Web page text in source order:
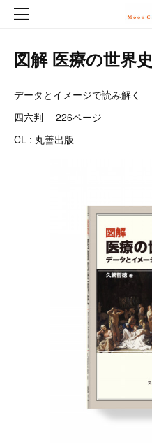
図解 医療の世界史
データとイメージで読み解く
四六判 226ページ
CL : 丸善出版